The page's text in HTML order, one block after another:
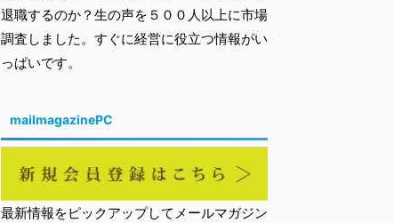
退職するのか？生の声を５００人以上に市場
調査しました。すぐに経営に役立つ情報がい
っぱいです。
mailmagazinePC
最新情報をピックアップしてメールマガジン